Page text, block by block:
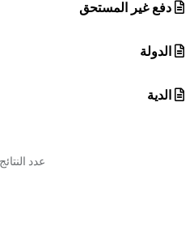
دفع غير المستحق
الدولة
الدية
عدد